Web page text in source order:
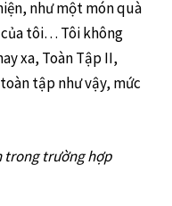
như một món quà
của tôi… Tôi không
xa, Toàn Tập II,
tập như vậy, mức
trong trường hợp